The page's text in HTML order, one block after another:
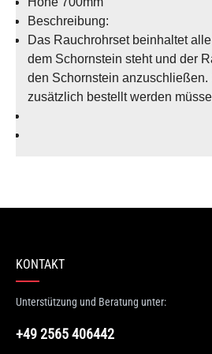
Beschreibung:
Das Rauchrohrset beinhaltet
dem Schornstein steht und der
den Schornstein anzuschließen.
zusätzlich bestellt werden
Sie Ihre Erfahrungen mit anderen
KONTAKT
Unterstützung und Beratung unter:
+49 2565 406442